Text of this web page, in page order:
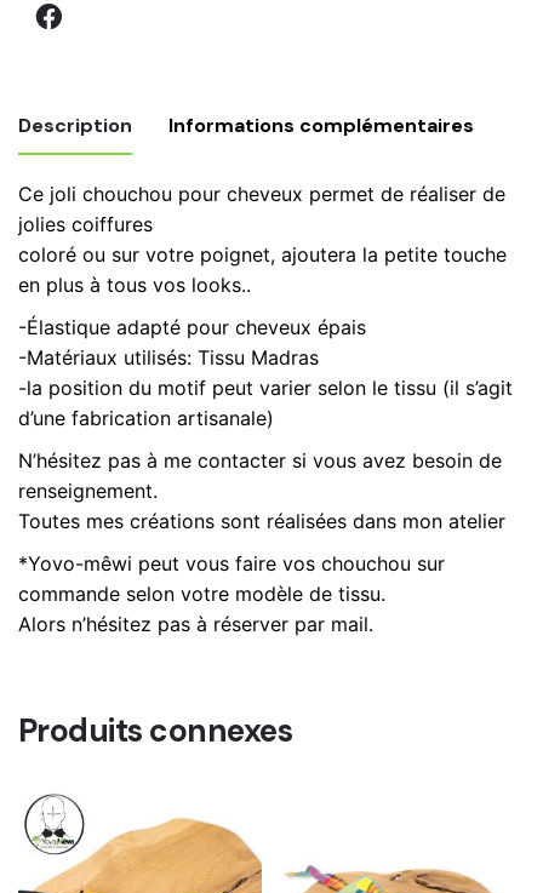
tissu
vert,
cheveux,
accessoire
élastique
pour
cheveux
n.15
Description Informations complémentaires
Ce joli chouchou pour cheveux permet de réaliser de
jolies coiffures
coloré ou sur votre poignet, ajoutera la petite touche
en plus à tous vos looks..
-Élastique adapté pour cheveux épais
-Matériaux utilisés: Tissu Madras
-la position du motif peut varier selon le tissu (il s’agit
d’une fabrication artisanale)
N’hésitez pas à me contacter si vous avez besoin de
renseignement.
Toutes mes créations sont réalisées dans mon atelier
*Yovo-mêwi peut vous faire vos chouchou sur
commande selon votre modèle de tissu.
Alors n’hésitez pas à réserver par mail.
Poids 0,19 kg
Produits connexes